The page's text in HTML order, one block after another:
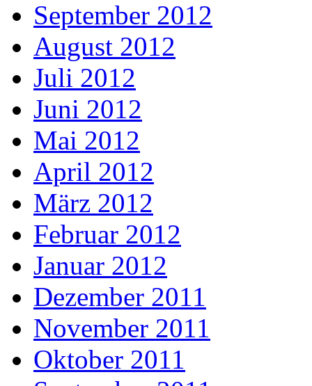
September 2012
August 2012
Juli 2012
Juni 2012
Mai 2012
April 2012
März 2012
Februar 2012
Januar 2012
Dezember 2011
November 2011
Oktober 2011